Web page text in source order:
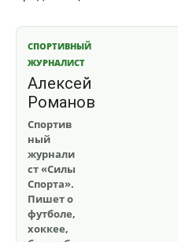
СПОРТИВНЫЙ
ЖУРНАЛИСТ
Алексей
Романов
Спортив
ный
журнали
ст «Силы
Спорта».
Пишет о
футболе,
хоккее,